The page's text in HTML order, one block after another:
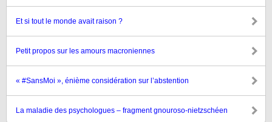
Et si tout le monde avait raison ?
Petit propos sur les amours macroniennes
« #SansMoi », énième considération sur l’abstention
La maladie des psychologues – fragment gnouroso-nietzschéen